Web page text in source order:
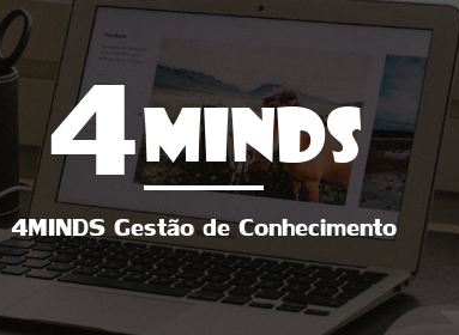
4MINDS
4MINDS Gestão de Conhecimento